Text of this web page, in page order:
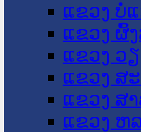
ແຂວງ ບໍ່
ແຂວງ ຜົ້
ແຂວງ ວ
ແຂວງ ສ
ແຂວງ ສ
ແຂວງ ຫ